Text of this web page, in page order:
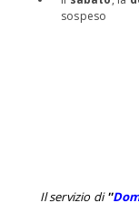
sospeso
Il servizio di''